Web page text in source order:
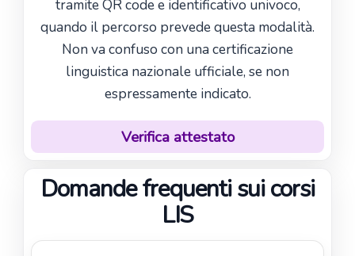
tramite QR code e identificativo univoco,
quando il percorso prevede questa modalità.
Non va confuso con una certificazione
linguistica nazionale ufficiale, se non
espressamente indicato.
Verifica attestato
Domande frequenti sui corsi
LIS